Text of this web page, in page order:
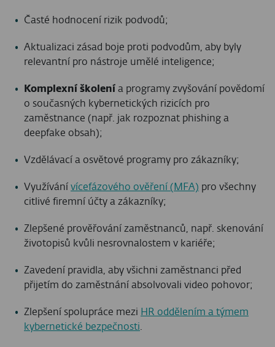
Časté hodnocení rizik podvodů;
Aktualizaci zásad boje proti podvodům, aby byly
relevantní pro nástroje umělé inteligence;
Komplexní školení a programy zvyšování povědomí
o současných kybernetických rizicích pro
zaměstnance (např. jak rozpoznat phishing a
deepfake obsah);
Vzdělávací a osvětové programy pro zákazníky;
Využívání vícefázového ověření (MFA) pro všechny
citlivé firemní účty a zákazníky;
Zlepšené prověřování zaměstnanců, např. skenování
životopisů kvůli nesrovnalostem v kariéře;
Zavedení pravidla, aby všichni zaměstnanci před
přijetím do zaměstnání absolvovali video pohovor;
Zlepšení spolupráce mezi HR oddělením a týmem
kybernetické bezpečnosti.